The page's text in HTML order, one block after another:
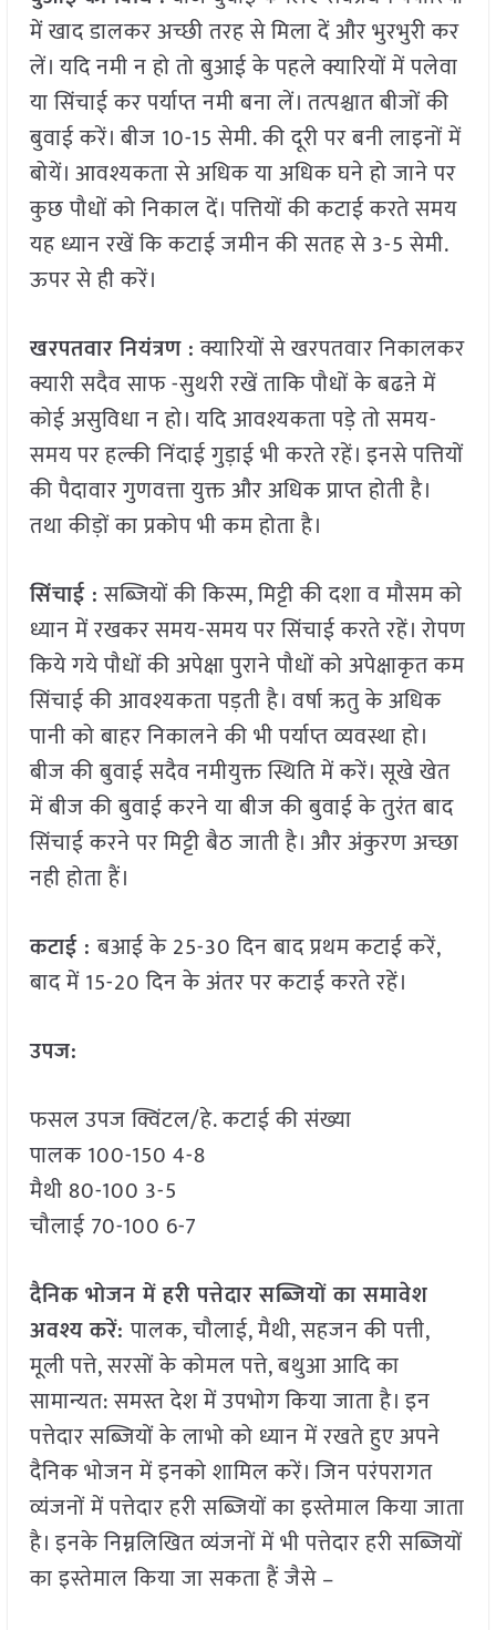
में खाद डालकर अच्छी तरह से मिला दें और भुरभुरी कर
लें। यदि नमी न हो तो बुआई के पहले क्यारियों में पलेवा
या सिंचाई कर पर्याप्त नमी बना लें। तत्पश्चात बीजों की
बुवाई करें। बीज 10-15 सेमी. की दूरी पर बनी लाइनों में
बोयें। आवश्यकता से अधिक या अधिक घने हो जाने पर
कुछ पौधों को निकाल दें। पत्तियों की कटाई करते समय
यह ध्यान रखें कि कटाई जमीन की सतह से 3-5 सेमी.
ऊपर से ही करें।
खरपतवार नियंत्रण :क्यारियों से खरपतवार निकालकर
क्यारी सदैव साफ -सुथरी रखें ताकि पौधों के बढऩे में
कोई असुविधा न हो। यदि आवश्यकता पड़े तो समय-
समय पर हल्की निंदाई गुड़ाई भी करते रहें। इनसे पत्तियों
की पैदावार गुणवत्ता युक्त और अधिक प्राप्त होती है।
तथा कीड़ों का प्रकोप भी कम होता है।
सिंचाई :सब्जियों की किस्म, मिट्टी की दशा व मौसम को
ध्यान में रखकर समय-समय पर सिंचाई करते रहें। रोपण
किये गये पौधों की अपेक्षा पुराने पौधों को अपेक्षाकृत कम
सिंचाई की आवश्यकता पड़ती है। वर्षा ऋतु के अधिक
पानी को बाहर निकालने की भी पर्याप्त व्यवस्था हो।
बीज की बुवाई सदैव नमीयुक्त स्थिति में करें। सूखे खेत
में बीज की बुवाई करने या बीज की बुवाई के तुरंत बाद
सिंचाई करने पर मिट्टी बैठ जाती है। और अंकुरण अच्छा
नही होता हैं।
कटाई :बआई के 25-30 दिन बाद प्रथम कटाई करें,
बाद में 15-20 दिन के अंतर पर कटाई करते रहें।
उपज:
फसल उपज क्विंटल/हे. कटाई की संख्या
पालक 100-150 4-8
मैथी 80-100 3-5
चौलाई 70-100 6-7
दैनिक भोजन में हरी पत्तेदार सब्जियों का समावेश
अवश्य करें:पालक, चौलाई, मैथी, सहजन की पत्ती,
मूली पत्ते, सरसों के कोमल पत्ते, बथुआ आदि का
सामान्यत: समस्त देश में उपभोग किया जाता है। इन
पत्तेदार सब्जियों के लाभो को ध्यान में रखते हुए अपने
दैनिक भोजन में इनको शामिल करें। जिन परंपरागत
व्यंजनों में पत्तेदार हरी सब्जियों का इस्तेमाल किया जाता
है। इनके निम्नलिखित व्यंजनों में भी पत्तेदार हरी सब्जियों
का इस्तेमाल किया जा सकता हैं जैसे –